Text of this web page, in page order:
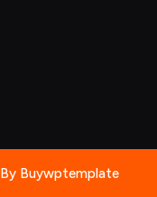
By Buywptemplate